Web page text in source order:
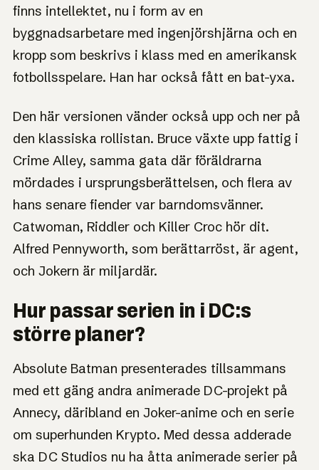
finns intellektet, nu i form av en
byggnadsarbetare med ingenjörshjärna och en
kropp som beskrivs i klass med en amerikansk
fotbollsspelare. Han har också fått en bat-yxa.
Den här versionen vänder också upp och ner på
den klassiska rollistan. Bruce växte upp fattig i
Crime Alley, samma gata där föräldrarna
mördades i ursprungsberättelsen, och flera av
hans senare fiender var barndomsvänner.
Catwoman, Riddler och Killer Croc hör dit.
Alfred Pennyworth, som berättarröst, är agent,
och Jokern är miljardär.
Hur passar serien in i DC:s
större planer?
Absolute Batman presenterades tillsammans
med ett gäng andra animerade DC-projekt på
Annecy, däribland en Joker-anime och en serie
om superhunden Krypto. Med dessa adderade
ska DC Studios nu ha åtta animerade serier på